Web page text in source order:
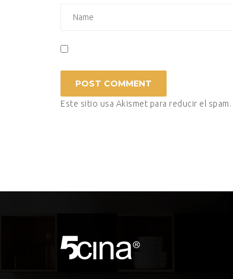
Este sitio usa Akismet para reducir el spam.